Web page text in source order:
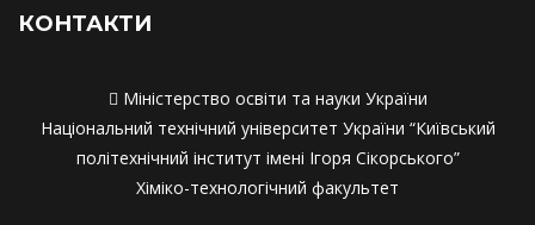
КОНТАКТИ
 Міністерство освіти та науки України
Національний технічний університет України “Київський
політехнічний інститут імені Ігоря Сікорського”
Хіміко-технологічний факультет